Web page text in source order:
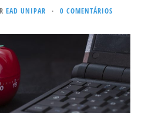
EAD UNIPAR · 0 COMENTÁRIOS